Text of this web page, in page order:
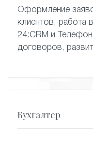
Оформление
клиентов, работа
24:CRM и
договоров,
Бухгалтер